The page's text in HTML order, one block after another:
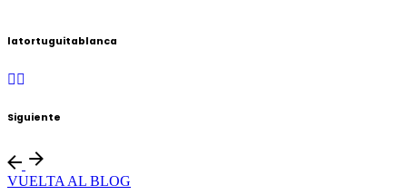
latortuguitablanca
Siguiente
VUELTA AL BLOG